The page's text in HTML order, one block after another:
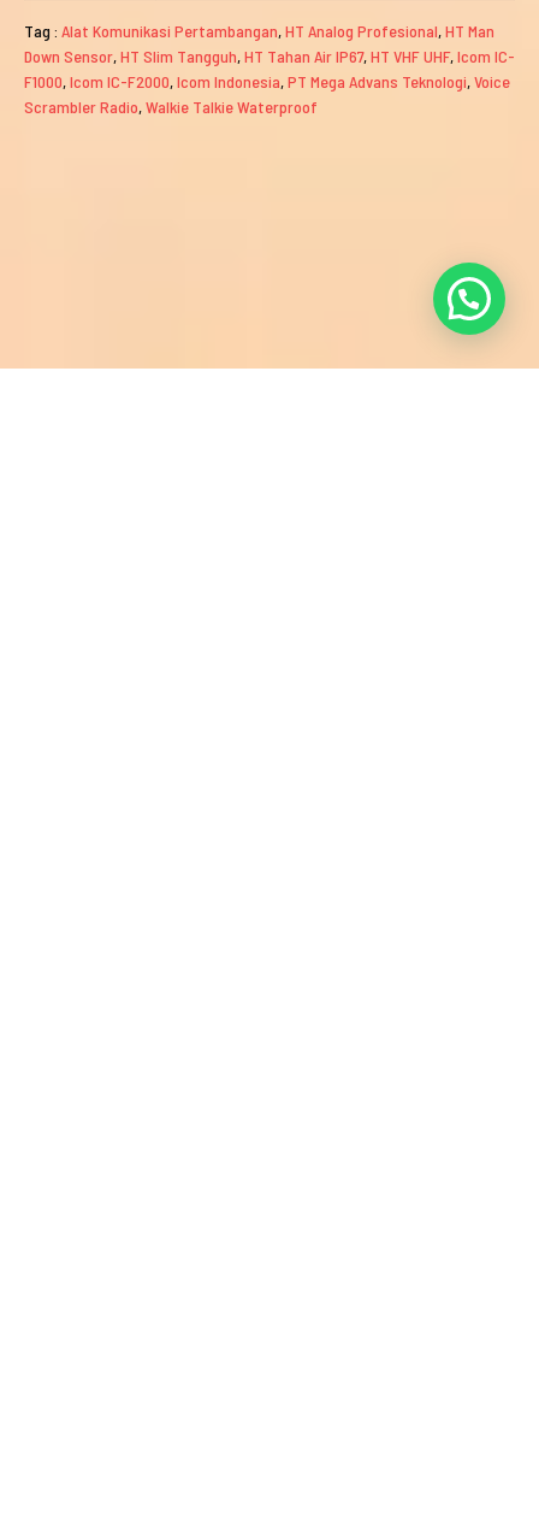
Tag : Alat Komunikasi Pertambangan,HT Analog Profesional,HT Man
Down Sensor,HT Slim Tangguh,HT Tahan Air IP67,HT VHF UHF,Icom IC-
F1000,Icom IC-F2000,Icom Indonesia,PT Mega Advans Teknologi,Voice
Scrambler Radio,Walkie Talkie Waterproof